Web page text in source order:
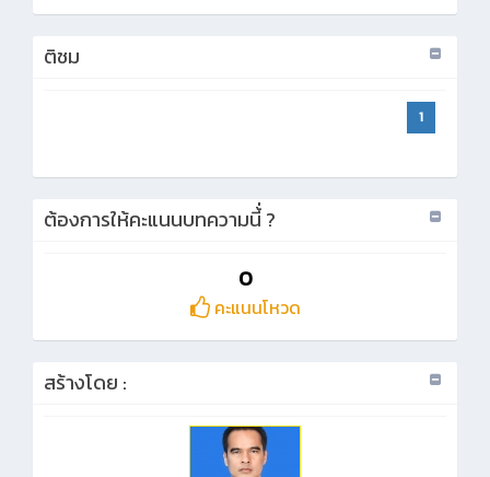
ติชม
1
ต้องการให้คะแนนบทความนี้่ ?
0
คะแนนโหวด
สร้างโดย :